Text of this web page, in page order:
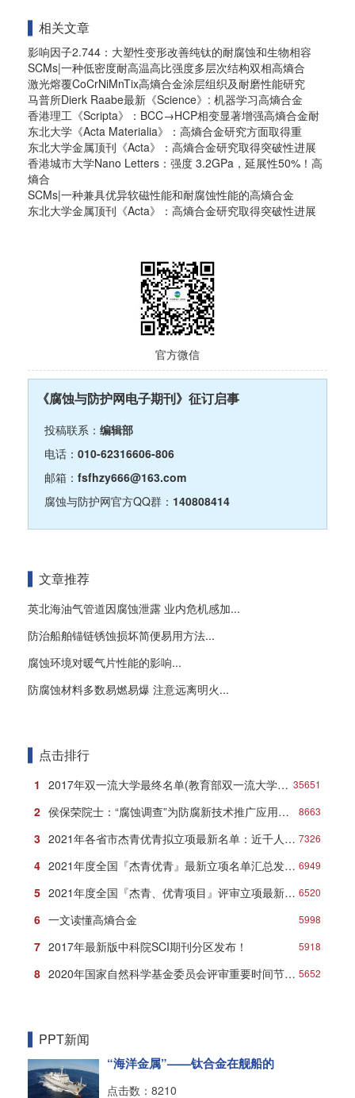
相关文章
影响因子2.744：大塑性变形改善纯钛的耐腐蚀和生物相容
SCMs|一种低密度耐高温高比强度多层次结构双相高熵合
激光熔覆CoCrNiMnTix高熵合金涂层组织及耐磨性能研究
马普所Dierk Raabe最新《Science》: 机器学习高熵合金
香港理工《Scripta》：BCC→HCP相变显著增强高熵合金耐
东北大学《Acta Materialia》：高熵合金研究方面取得重
东北大学金属顶刊《Acta》：高熵合金研究取得突破性进展
香港城市大学Nano Letters：强度 3.2GPa，延展性50%！高
熵合
SCMs|一种兼具优异软磁性能和耐腐蚀性能的高熵合金
东北大学金属顶刊《Acta》：高熵合金研究取得突破性进展
官方微信
《腐蚀与防护网电子期刊》征订启事
投稿联系： 编辑部
电话： 010-62316606-806
邮箱： fsfhzy666@163.com
腐蚀与防护网官方QQ群： 140808414
文章推荐
英北海油气管道因腐蚀泄露 业内危机感加...
防治船舶锚链锈蚀损坏简便易用方法...
腐蚀环境对暖气片性能的影响...
防腐蚀材料多数易燃易爆 注意远离明火...
点击排行
35651
1 2017年双一流大学最终名单(教育部双一流大学名单)
8663
2 侯保荣院士：“腐蚀调查”为防腐新技术推广应用打响第一炮
7326
3 2021年各省市杰青优青拟立项最新名单：近千人入选！
6949
4 2021年度全国『杰青优青』最新立项名单汇总发布！
6520
5 2021年度全国『杰青、优青项目』评审立项最新名单
5998
6 一文读懂高熵合金
5918
7 2017年最新版中科院SCI期刊分区发布！
5652
8 2020年国家自然科学基金委员会评审重要时间节点安排
PPT新闻
“海洋金属”——钛合金在舰船的
点击数：8210